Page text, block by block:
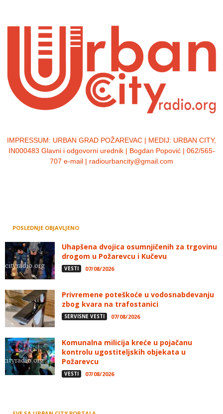
IMPRESSUM: URBAN GRAD POŽAREVAC | MEDIJ: URBAN CITY,
IN000483 Glavni i odgovorni urednik | Bogdan Popović | 062/565-
707 e-mail | radiourbancity@gmail.com
POSLEDNJE OBJAVLJENO
Uhapšena dvojica osumnjičenih za trgovinu
drogom u Požarevcu i Kučevu
VESTI 07/08/2026
Privremene poteškoće u vodosnabdevanju
zbog kvara na trafostanici
SERVISNE VESTI 07/08/2026
Komunalna milicija kreće u pojačanu
kontrolu ugostiteljskih objekata u
Požarevcu
VESTI 07/08/2026